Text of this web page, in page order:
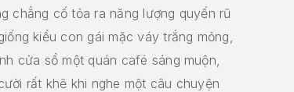
chẳng cố tỏa ra năng lượng quyến rũ
kiểu con gái mặc váy trắng mỏng,
cửa sổ một quán café sáng muộn,
rất khẽ khi nghe một câu chuyện